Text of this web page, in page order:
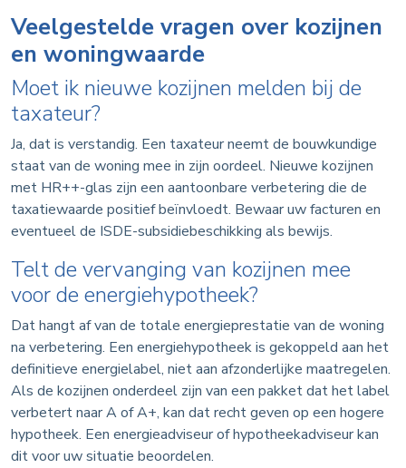
Veelgestelde vragen over kozijnen
en woningwaarde
Moet ik nieuwe kozijnen melden bij de
taxateur?
Ja, dat is verstandig. Een taxateur neemt de bouwkundige
staat van de woning mee in zijn oordeel. Nieuwe kozijnen
met HR++-glas zijn een aantoonbare verbetering die de
taxatiewaarde positief beïnvloedt. Bewaar uw facturen en
eventueel de ISDE-subsidiebeschikking als bewijs.
Telt de vervanging van kozijnen mee
voor de energiehypotheek?
Dat hangt af van de totale energieprestatie van de woning
na verbetering. Een energiehypotheek is gekoppeld aan het
definitieve energielabel, niet aan afzonderlijke maatregelen.
Als de kozijnen onderdeel zijn van een pakket dat het label
verbetert naar A of A+, kan dat recht geven op een hogere
hypotheek. Een energieadviseur of hypotheekadviseur kan
dit voor uw situatie beoordelen.